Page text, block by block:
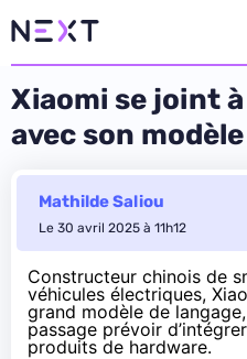
Xiaomi se joint à
avec son
Mathilde Saliou
Le 30 avril 2025 à 11h12
Constructeur chinois de
véhicules électriques,
grand modèle de
passage prévoir
produits de hardware.